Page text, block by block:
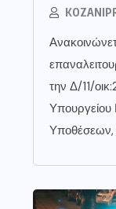
την Δ/11/
Υπουργείου